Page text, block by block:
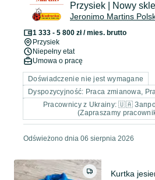
Przysiek | Nowy
Jeronimo Martins
1 333 - 5 800 zł / mies. brutto
Przysiek
Niepełny etat
Umowa o pracę
Doświadczenie nie jest wymagane
Dyspozycyjność: Praca zmianowa,
Pracownicy z Ukrainy: 🇺🇦
(Zapraszamy
Odświeżono dnia 06 sierpnia 2026
Kurtka